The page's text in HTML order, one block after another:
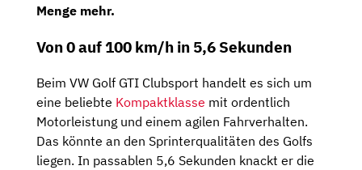
Menge mehr.
Von 0 auf 100 km/h in 5,6 Sekunden
Beim VW Golf GTI Clubsport handelt es sich um
eine beliebte Kompaktklasse mit ordentlich
Motorleistung und einem agilen Fahrverhalten.
Das könnte an den Sprinterqualitäten des Golfs
liegen. In passablen 5,6 Sekunden knackt er die